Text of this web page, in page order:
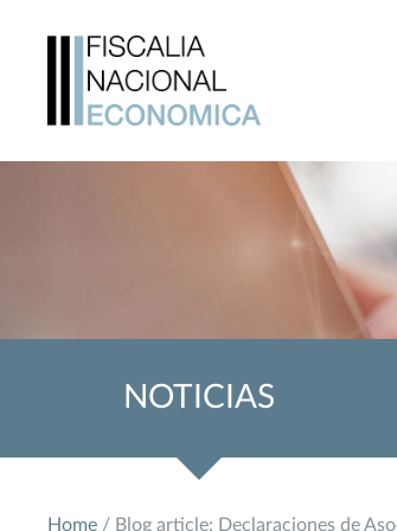
NOTICIAS
Home / Blog article: Declaraciones de